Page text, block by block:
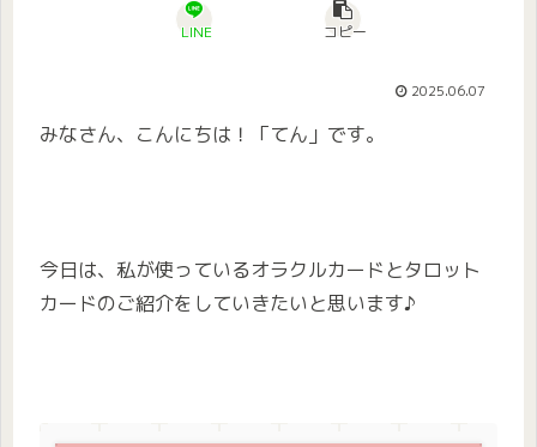
LINE コピー
2025.06.07
みなさん、こんにちは！「てん」です。
今日は、私が使っているオラクルカードとタロット
カードのご紹介をしていきたいと思います♪